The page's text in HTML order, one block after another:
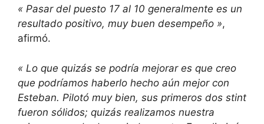
« Pasar del puesto 17 al 10 generalmente es un
resultado positivo, muy buen desempeño »,
afirmó.
« Lo que quizás se podría mejorar es que creo
que podríamos haberlo hecho aún mejor con
Esteban. Pilotó muy bien, sus primeros dos stint
fueron sólidos; quizás realizamos nuestra